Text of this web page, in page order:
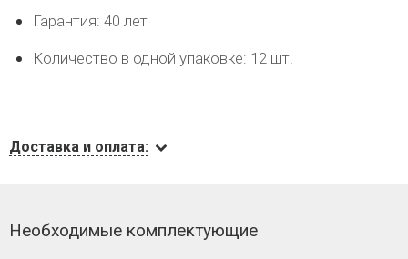
Гарантия: 40 лет
Количество в одной упаковке: 12 шт.
Доставка и оплата:
Необходимые комплектующие